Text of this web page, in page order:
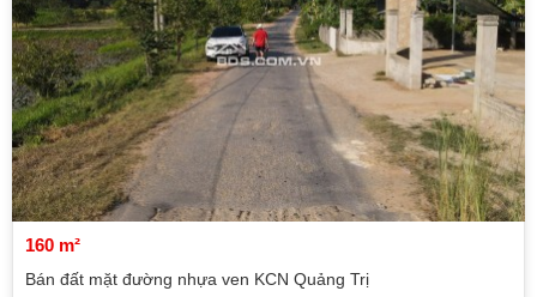
160 m²
Bán đất mặt đường nhựa ven KCN Quảng Trị